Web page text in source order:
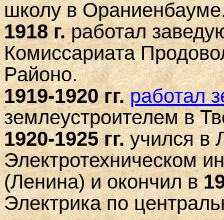
школу в
1918 г.работал
Комиссариата
Районо.
1919-1920 гг. работал
землеустроителем в
1920-1925 гг.учился в
Электротехническом
(Ленина) и окончил в
Электрика по